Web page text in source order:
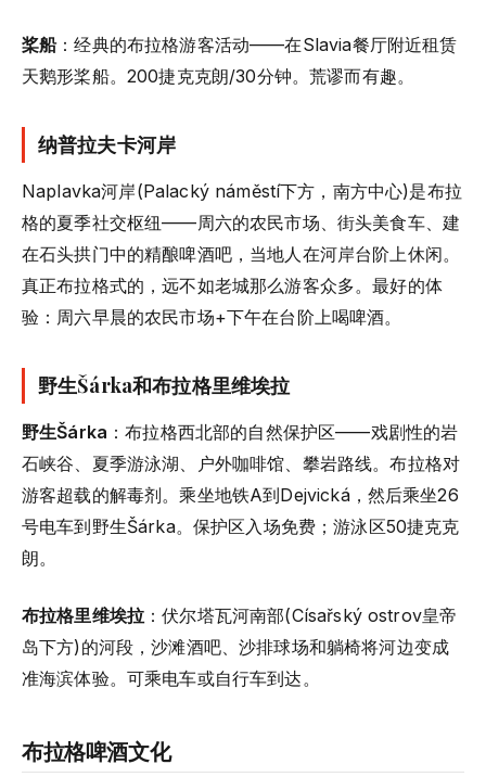
桨船：经典的布拉格游客活动——在Slavia餐厅附近租赁
天鹅形桨船。200捷克克朗/30分钟。荒谬而有趣。
纳普拉夫卡河岸
Naplavka河岸(Palacký náměstí下方，南方中心)是布拉
格的夏季社交枢纽——周六的农民市场、街头美食车、建
在石头拱门中的精酿啤酒吧，当地人在河岸台阶上休闲。
真正布拉格式的，远不如老城那么游客众多。最好的体
验：周六早晨的农民市场+下午在台阶上喝啤酒。
野生Šárka和布拉格里维埃拉
野生Šárka ：布拉格西北部的自然保护区——戏剧性的岩
石峡谷、夏季游泳湖、户外咖啡馆、攀岩路线。布拉格对
游客超载的解毒剂。乘坐地铁A到Dejvická，然后乘坐26
号电车到野生Šárka。保护区入场免费；游泳区50捷克克
朗。
布拉格里维埃拉 ：伏尔塔瓦河南部(Císařský ostrov皇帝
岛下方)的河段，沙滩酒吧、沙排球场和躺椅将河边变成
准海滨体验。可乘电车或自行车到达。
布拉格啤酒文化